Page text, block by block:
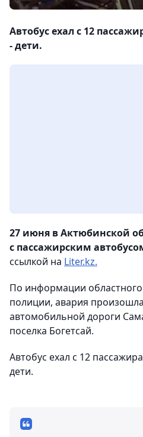
Автобус ехал с 12
- дети.
27 июня в Актюбинской
с пассажирским
ссылкой на Liter.kz.
По информации
полиции, авария
автомобильной дороги
поселка Богетсай.
Автобус ехал с 12
дети.